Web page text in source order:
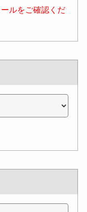
ルをご確認くだ